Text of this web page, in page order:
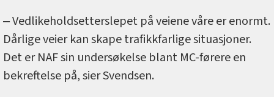
‒ Vedlikeholdsetterslepet på veiene våre er enormt.
Dårlige veier kan skape trafikkfarlige situasjoner.
Det er NAF sin undersøkelse blant MC-førere en
bekreftelse på, sier Svendsen.